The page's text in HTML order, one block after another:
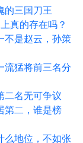
的三国刀王
真的存在吗？
不是赵云，孙策
流猛将前三名分
二名无可争议
第二，谁是榜
么地位，不如张